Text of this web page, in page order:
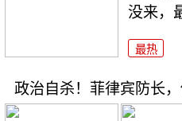
没来，
最热
政治自杀！菲律宾防长